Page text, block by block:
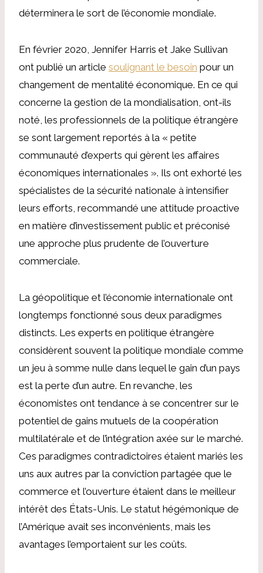
déterminera le sort de l’économie mondiale.
En février 2020, Jennifer Harris et Jake Sullivan
ont publié un article soulignant le besoin pour un
changement de mentalité économique. En ce qui
concerne la gestion de la mondialisation, ont-ils
noté, les professionnels de la politique étrangère
se sont largement reportés à la « petite
communauté d’experts qui gèrent les affaires
économiques internationales ». Ils ont exhorté les
spécialistes de la sécurité nationale à intensifier
leurs efforts, recommandé une attitude proactive
en matière d’investissement public et préconisé
une approche plus prudente de l’ouverture
commerciale.
La géopolitique et l’économie internationale ont
longtemps fonctionné sous deux paradigmes
distincts. Les experts en politique étrangère
considèrent souvent la politique mondiale comme
un jeu à somme nulle dans lequel le gain d’un pays
est la perte d’un autre. En revanche, les
économistes ont tendance à se concentrer sur le
potentiel de gains mutuels de la coopération
multilatérale et de l’intégration axée sur le marché.
Ces paradigmes contradictoires étaient mariés les
uns aux autres par la conviction partagée que le
commerce et l’ouverture étaient dans le meilleur
intérêt des États-Unis. Le statut hégémonique de
l’Amérique avait ses inconvénients, mais les
avantages l’emportaient sur les coûts.